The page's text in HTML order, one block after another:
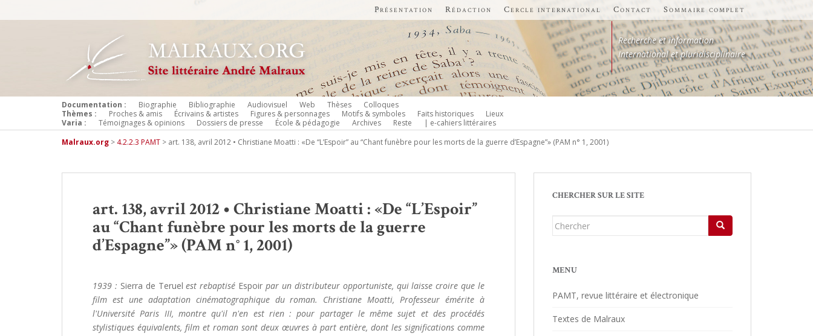
Présentation Rédaction Cercle international Contact Sommaire complet
Recherche et information
International et pluridisciplinaire
Documentation : Biographie Bibliographie Audiovisuel Web Thèses
Colloques
Thèmes :
Proches & amis Écrivains & artistes Figures & personnages Motifs & symboles Faits historiques
Lieux
Varia :
Témoignages & opinions Dossiers de presse École & pédagogie Archives Reste
| e-cahiers littéraires
Malraux.org > 4.2.2.3 PAMT > art. 138, avril 2012 • Christiane Moatti : «De “L’Espoir” au “Chant funèbre pour les morts de la guerre d’Espagne”» (PAM n° 1, 2001)
art. 138, avril 2012 • Christiane Moatti : «De “L’Espoir”
au “Chant funèbre pour les morts de la guerre
d’Espagne”» (PAM n° 1, 2001)
1939 : Sierra de Teruel est rebaptisé Espoir par un distributeur opportuniste, qui laisse croire que le
film est une adaptation cinématographique du roman. Christiane Moatti, Professeur émérite à
l'Université Paris III, montre qu'il n'en est rien : pour partager le même sujet et des procédés
stylistiques équivalents, film et roman sont deux œuvres à part entière, dont les significations comme
CHERCHER SUR LE SITE
Chercher...
MENU
PAMT, revue littéraire et électronique
Textes de Malraux